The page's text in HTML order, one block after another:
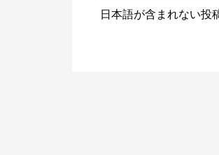
日本語が含まれない投